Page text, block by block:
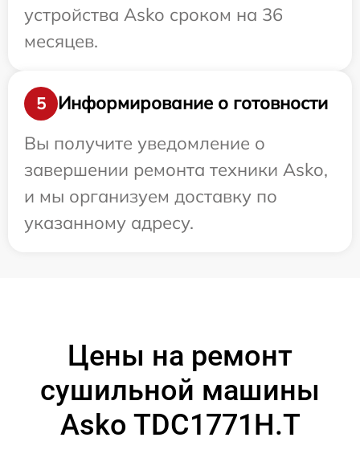
устройства Asko сроком на 36
месяцев.
5
Информирование о готовности
Вы получите уведомление о
завершении ремонта техники Asko,
и мы организуем доставку по
указанному адресу.
Цены на ремонт
сушильной машины
Asko TDC1771H.T